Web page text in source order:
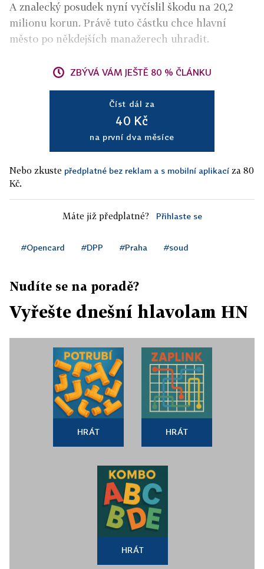
A znalecký posudek nyní vyčíslil škodu na 20,2
milionu korun. Právě tuto částku chce hlavní
město po někdejších manažerech uhradit.
ZBÝVÁ VÁM JEŠTĚ 80 % ČLÁNKU
Číst dál za
40 Kč
na první dva měsíce
Nebo zkuste předplatné bez reklam a s mobilní aplikací za 80
Kč.
Máte již předplatné? Přihlaste se
#Opencard #DPP #Praha #soud
Nudíte se na poradě?
Vyřešte dnešní hlavolam HN
HRÁT HRÁT
HRÁT